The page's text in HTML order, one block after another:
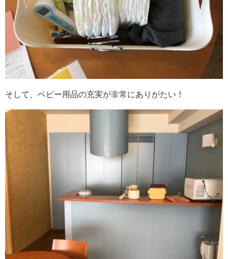
そして、ベビー用品の充実が非常にありがたい！